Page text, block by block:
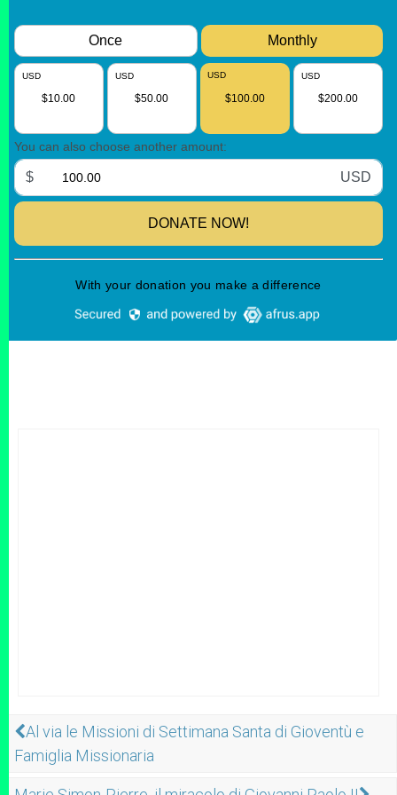
Al via le Missioni di Settimana Santa di Gioventù e
Famiglia Missionaria